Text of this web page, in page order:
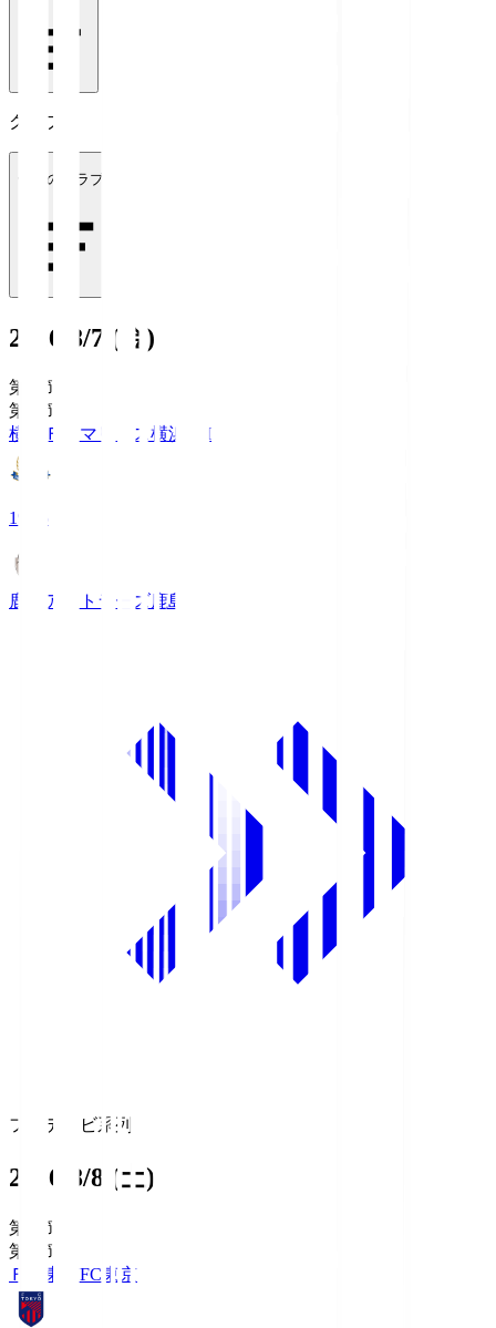
クラブ
全てのクラブ
2026/8/7 (金)
第1節
第1節
横浜Ｆ・マリノス横浜FM
19:25
鹿島アントラーズ鹿島
フジテレビ系列
2026/8/8 (土)
第1節
第1節
ＦＣ東京 FC東京